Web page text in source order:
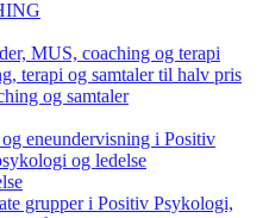
MUS, coaching og terapi
terapi og samtaler til halv pris
og samtaler
eneundervisning i Positiv
og ledelse
grupper i Positiv Psykologi,